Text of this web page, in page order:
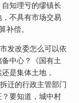
知理亏的缪镇长
不具有市场交易
补偿。
发改委怎么可以依
中心？《国有土
是集体土地，
迁的行政主管部门
要知道，城中村